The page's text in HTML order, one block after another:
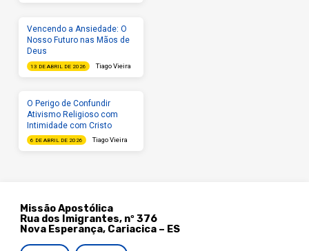
Vencendo a Ansiedade: O
Nosso Futuro nas Mãos de
Deus
13 DE ABRIL DE 2026 Tiago Vieira
O Perigo de Confundir
Ativismo Religioso com
Intimidade com Cristo
6 DE ABRIL DE 2026 Tiago Vieira
Missão Apostólica
Rua dos Imigrantes, nº 376
Nova Esperança, Cariacica – ES